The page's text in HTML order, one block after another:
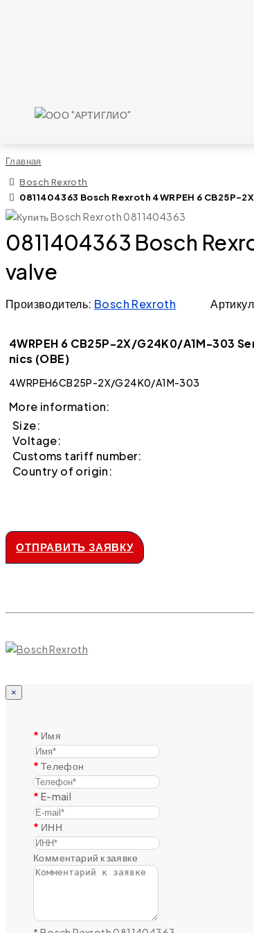
Главная
Bosch Rexroth
0811404363 Bosch Rexroth 4WRPEH 6
0811404363 Bosch
valve
Производитель: Bosch Rexroth
4WRPEH 6 CB25P-2X/G24K0/A1M-
nics (OBE)
4WRPEH6CB25P-2X/G24K0/A1M-303
More information:
Size:
Voltage:
Customs tariff number:
Country of origin:
ОТПРАВИТЬ ЗАЯВКУ
×
Имя
Телефон
E-mail
ИНН
Комментарий к заявке